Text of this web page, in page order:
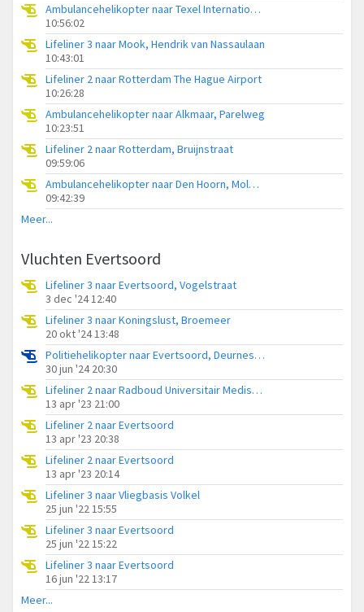
Ambulancehelikopter naar Texel International Airport
10:56:02
Lifeliner 3 naar Mook, Hendrik van Nassaulaan
10:43:01
Lifeliner 2 naar Rotterdam The Hague Airport
10:26:28
Ambulancehelikopter naar Alkmaar, Parelweg
10:23:51
Lifeliner 2 naar Rotterdam, Bruijnstraat
09:59:06
Ambulancehelikopter naar Den Hoorn, Molwerk
09:42:39
Meer...
Vluchten Evertsoord
Lifeliner 3 naar Evertsoord, Vogelstraat
3 dec '24 12:40
Lifeliner 3 naar Koningslust, Broemeer
20 okt '24 13:48
Politiehelikopter naar Evertsoord, Deurneseweg
30 jun '24 20:30
Lifeliner 2 naar Radboud Universitair Medisch Centrum
13 apr '23 21:00
Lifeliner 2 naar Evertsoord
13 apr '23 20:38
Lifeliner 2 naar Evertsoord
13 apr '23 20:14
Lifeliner 3 naar Vliegbasis Volkel
25 jun '22 15:55
Lifeliner 3 naar Evertsoord
25 jun '22 15:22
Lifeliner 3 naar Evertsoord
16 jun '22 13:17
Meer...